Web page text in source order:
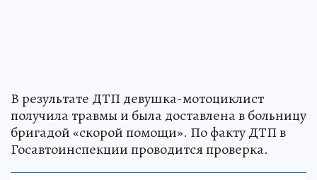
В результате ДТП девушка-мотоциклист
получила травмы и была доставлена в больницу
бригадой «скорой помощи». По факту ДТП в
Госавтоинспекции проводится проверка.